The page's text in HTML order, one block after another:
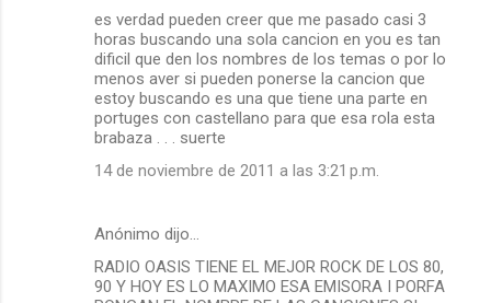
es verdad pueden creer que me pasado casi 3
horas buscando una sola cancion en you es tan
dificil que den los nombres de los temas o por lo
menos aver si pueden ponerse la cancion que
estoy buscando es una que tiene una parte en
portuges con castellano para que esa rola esta
brabaza . . . suerte
14 de noviembre de 2011 a las 3:21 p.m.
Anónimo dijo…
RADIO OASIS TIENE EL MEJOR ROCK DE LOS 80,
90 Y HOY ES LO MAXIMO ESA EMISORA I PORFA